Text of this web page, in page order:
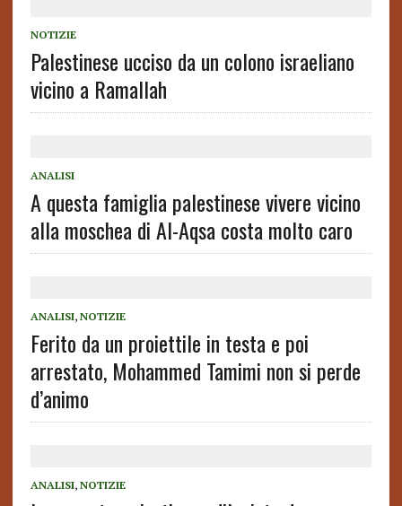
NOTIZIE
Palestinese ucciso da un colono israeliano
vicino a Ramallah
ANALISI
A questa famiglia palestinese vivere vicino
alla moschea di Al-Aqsa costa molto caro
ANALISI, NOTIZIE
Ferito da un proiettile in testa e poi
arrestato, Mohammed Tamimi non si perde
d’animo
ANALISI, NOTIZIE